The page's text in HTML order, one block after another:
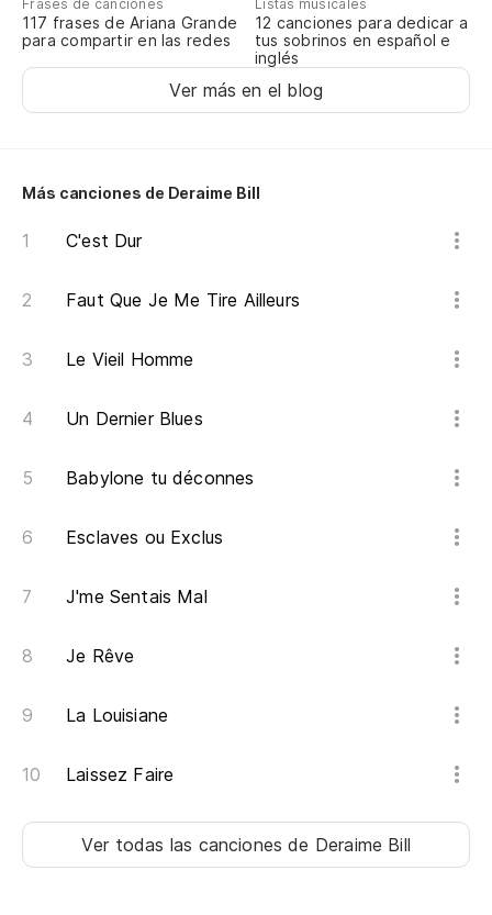
Frases de canciones
117 frases de Ariana Grande
para compartir en las redes
Listas musicales
12 canciones para dedicar a
tus sobrinos en español e
inglés
Ver más en el blog
Más canciones de Deraime Bill
C'est Dur
Faut Que Je Me Tire Ailleurs
Le Vieil Homme
Un Dernier Blues
Babylone tu déconnes
Esclaves ou Exclus
J'me Sentais Mal
Je Rêve
La Louisiane
Laissez Faire
Ver todas las cancionesde Deraime Bill